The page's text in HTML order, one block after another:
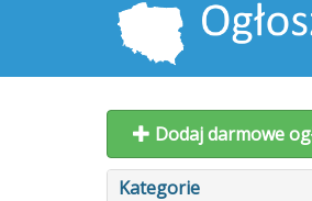
Dodaj darmowe
Kategorie